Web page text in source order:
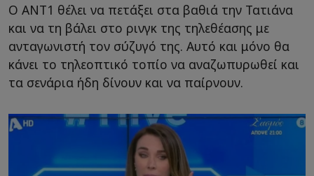
Ο ΑΝΤ1 θέλει να πετάξει στα βαθιά την Τατιάνα
και να τη βάλει στο ρινγκ της τηλεθέασης με
ανταγωνιστή τον σύζυγό της. Αυτό και μόνο θα
κάνει το τηλεοπτικό τοπίο να αναζωπυρωθεί και
τα σενάρια ήδη δίνουν και να παίρνουν.